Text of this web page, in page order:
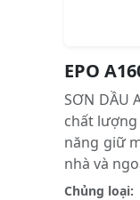
EPO
SƠN DẦU
chất
năng giữ
nhà và
Chủng loại: